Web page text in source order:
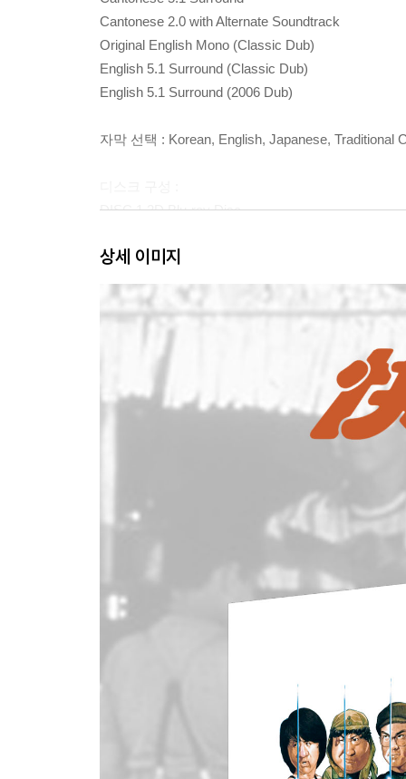
Cantonese 2.0 with Alternate Soundtrack
Original English Mono (Classic Dub)
English 5.1 Surround (Classic Dub)
English 5.1 Surround (2006 Dub)
자막 선택 : Korean, English, Japanese, Traditional
DISC 1 2D Blu-ray Disc
● 보너스 트랙 (한글자막 포함)
Sammo Hung Interview (10분 5초)
New Edited Trailer (1분 50초)
※ 서플먼트 내용은 제작사의 사정상 변경, 추가
상세 이미지